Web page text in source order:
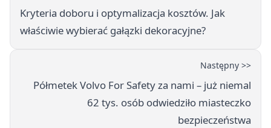
Kryteria doboru i optymalizacja kosztów. Jak
właściwie wybierać gałązki dekoracyjne?
Następny >>
Półmetek Volvo For Safety za nami – już niemal
62 tys. osób odwiedziło miasteczko
bezpieczeństwa